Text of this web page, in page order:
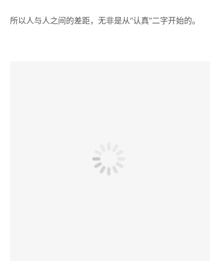
所以人与人之间的差距，无非是从“认真”二字开始的。